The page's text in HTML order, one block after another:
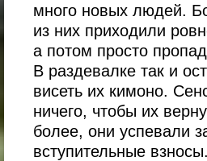
много новых людей.
из них приходили
а потом просто
В раздевалке так и
висеть их кимоно.
ничего, чтобы их
более, они успевали
вступительные